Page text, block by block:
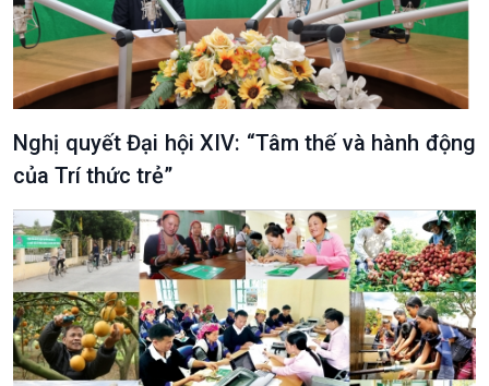
Nghị quyết Đại hội XIV: “Tâm thế và hành động
của Trí thức trẻ”